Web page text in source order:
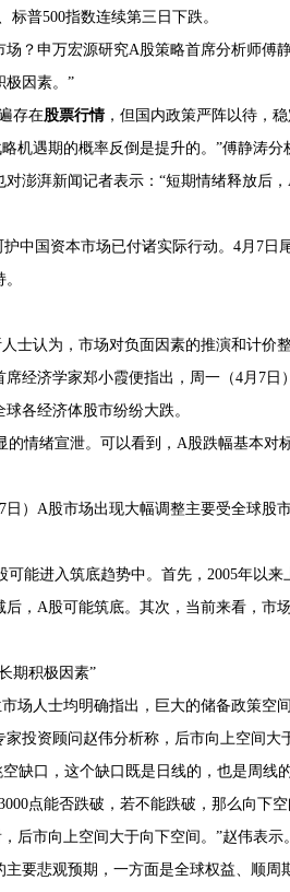
普500指数连续第三日下跌。
？申万宏源研究A股策略首席分析师傅
极因素。”
存在股票行情，但国内政策严阵以待，
机遇期的概率反倒是提升的。”傅静涛分
澎湃新闻记者表示：“短期情绪释放后
中国资本市场已付诸实际行动。4月7
士认为，市场对负面因素的推演和计价
经济学家郑小霞便指出，周一（4月7
各经济体股市纷纷大跌。
的情绪宣泄。可以看到，A股跌幅基本
日）A股市场出现大幅调整主要受全球
可能进入筑底趋势中。首先，2005年以
后，A股可能筑底。其次，当前来看，市
期积极因素”
场人士均明确指出，巨大的储备政策空
投资顾问赵伟分析称，后市向上空间
缺口，这个缺口既是日线的，也是周线
点能否跌破，若不能跌破，那么向下
后市向上空间大于向下空间。”赵伟表示。
要悲观预期，一方面是全球权益、顺